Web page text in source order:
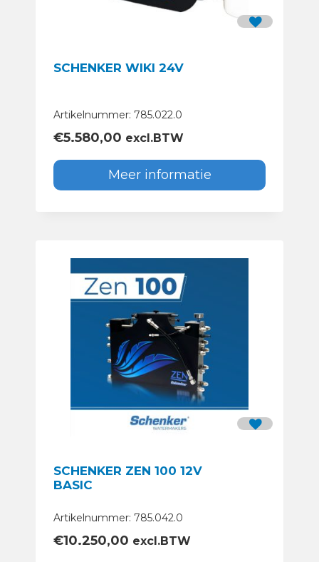
SCHENKER WIKI 24V
Artikelnummer: 785.022.0
€5.580,00 excl.BTW
Meer informatie
SCHENKER ZEN 100 12V
BASIC
Artikelnummer: 785.042.0
€10.250,00 excl.BTW